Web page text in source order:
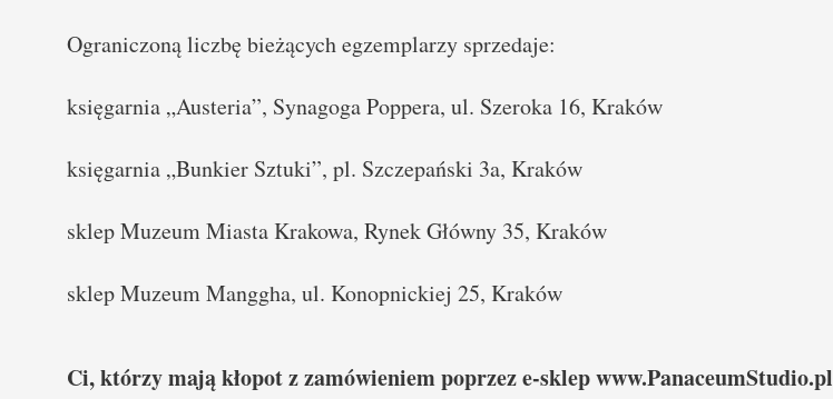
Ograniczoną liczbę bieżących egzemplarzy sprzedaje:
księgarnia „Austeria”, Synagoga Poppera, ul. Szeroka 16, Kraków
księgarnia „Bunkier Sztuki”, pl. Szczepański 3a, Kraków
sklep Muzeum Miasta Krakowa, Rynek Główny 35, Kraków
sklep Muzeum Manggha, ul. Konopnickiej 25, Kraków
Ci, którzy mają kłopot z zamówieniem poprzez e-sklepwww.PanaceumStudio.pl